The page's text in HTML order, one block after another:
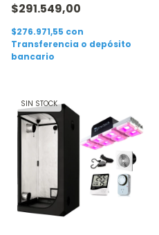
$291.549,00
$276.971,55 con
Transferencia o depósito
bancario
SIN STOCK